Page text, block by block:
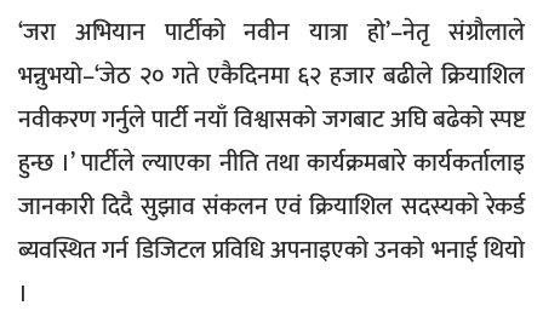
‘जरा अभियान पार्टीको नवीन यात्रा हो’–नेतृ संग्रौलाले
भन्नुभयो–‘जेठ २० गते एकैदिनमा ६२ हजार बढीले क्रियाशिल
नवीकरण गर्नुले पार्टी नयाँ विश्वासको जगबाट अघि बढेको स्पष्ट
हुन्छ ।’ पार्टीले ल्याएका नीति तथा कार्यक्रमबारे कार्यकर्तालाइ
जानकारी दिदै सुझाव संकलन एवं क्रियाशिल सदस्यको रेकर्ड
ब्यवस्थित गर्न डिजिटल प्रविधि अपनाइएको उनको भनाई थियो
।